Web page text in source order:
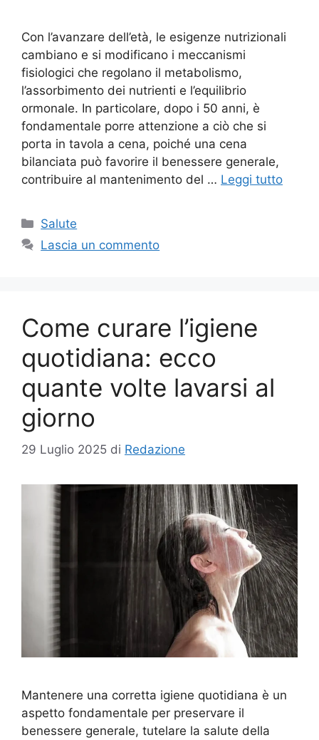
Con l’avanzare dell’età, le esigenze nutrizionali
cambiano e si modificano i meccanismi
fisiologici che regolano il metabolismo,
l’assorbimento dei nutrienti e l’equilibrio
ormonale. In particolare, dopo i 50 anni, è
fondamentale porre attenzione a ciò che si
porta in tavola a cena, poiché una cena
bilanciata può favorire il benessere generale,
contribuire al mantenimento del … Leggi tutto
Categorie
Salute
Lascia un commento
Come curare l’igiene
quotidiana: ecco
quante volte lavarsi al
giorno
29 Luglio 2025 di Redazione
Mantenere una corretta igiene quotidiana è un
aspetto fondamentale per preservare il
benessere generale, tutelare la salute della